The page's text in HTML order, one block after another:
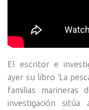
El escritor e
ayer su libro ‘La
familias marineras
investigación